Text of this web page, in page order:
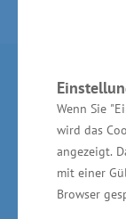
Wenn Sie
wird das
angezeigt.
mit einer
Browser
Partner
Tourismus
Invest in